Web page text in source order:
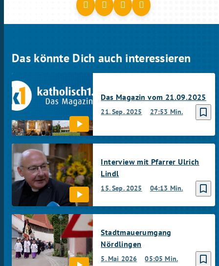
Das könnte Dich auch interessieren
bookmark_border
21. Sep. 2025 27:53 Min.
Das Magazin vom 21.09.2025
bookmark_border
15. Sep. 2025 04:13 Min.
Interview mit Pfarrer Ulrich
Lindl
bookmark_border
5. Mai 2026 05:05 Min.
Stadtmauerumgang
Nördlingen